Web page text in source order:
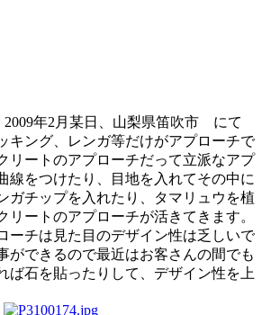
年2月某日、山梨県笛吹市 にて
キング、レンガ等だけがアプローチで
リートのアプローチだって立派なアプ
線をつけたり、目地を入れてその中に
ガチップを入れたり、タマリュウを植
リートのアプローチが活きてきます。
ーチは見た目のデザイン性は乏しいで
ができるので最近はお客さんの間でも
ば石を貼ったりして、デザイン性を上